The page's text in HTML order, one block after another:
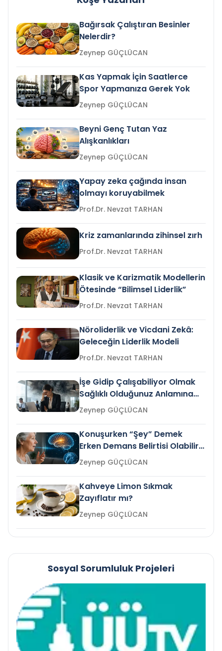
Bağırsak Çalıştıran Besinler
Nelerdir?
Zeynep GÜÇLÜCAN
Kas Yapmak İçin Saatlerce
Spor Yapmanıza Gerek Yok
Zeynep GÜÇLÜCAN
Beyni Genç Tutan Yaz
Alışkanlıkları
Zeynep GÜÇLÜCAN
Yapay zeka çağında insan
olmayı koruyabilmek
Prof.Dr. Nevzat TARHAN
Kriz zamanlarında zihinsel zırh
Prof.Dr. Nevzat TARHAN
Klasik ve Karizmatik Modellerin
Ötesinde “Bilimsel Liderlik”
Prof.Dr. Nevzat TARHAN
Nöroliderlik ve Vicdani Zekâ:
Geleceğin Liderlik Modeli
Prof.Dr. Nevzat TARHAN
İşe Gidip Çalışabiliyor Olmak
Sağlıklı Olduğunuz Anlamına
Gelir mi?Zeynep GÜÇLÜCAN
Konuşurken “Şey” Demek
Erken Demans Belirtisi Olabilir
mi?
Zeynep GÜÇLÜCAN
Kahveye Limon Sıkmak
Zayıflatır mı?
Zeynep GÜÇLÜCAN
Sosyal Sorumluluk Projeleri